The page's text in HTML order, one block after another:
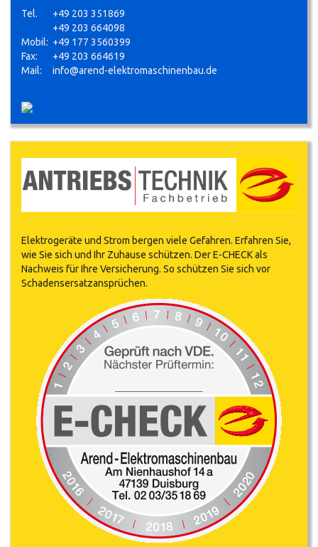
Tel.
Mobil:
Fax:
Mail:
+49 203 351869
+49 203 664098
+49 177 3560399
+49 203 664619
info@arend-elektromaschinenbau.de
Elektrogeräte und Strom bergen viele Gefahren. Erfahren Sie,
wie Sie sich und Ihr Zuhause schützen. Der E-CHECK als
Nachweis für Ihre Versicherung. So schützen Sie sich vor
Schadensersatzansprüchen.